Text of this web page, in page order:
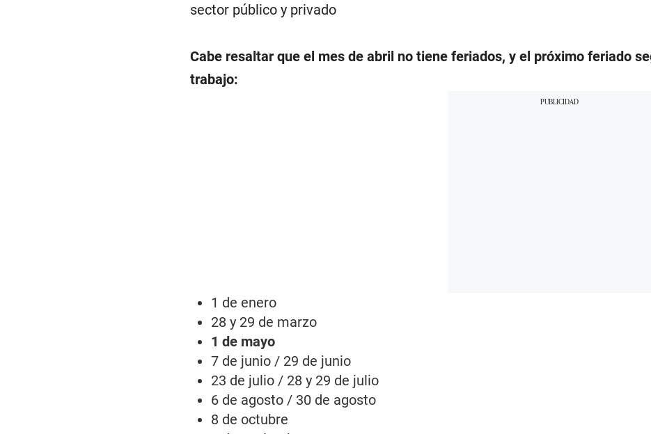
sector público y privado
Cabe resaltar que el mes de abril no tiene feriados, y el próximo feriado
trabajo:
1 de enero
28 y 29 de marzo
1 de mayo
7 de junio / 29 de junio
23 de julio / 28 y 29 de julio
6 de agosto / 30 de agosto
8 de octubre